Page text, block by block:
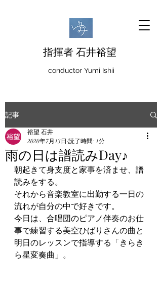
指揮者 石井裕望
conductor Yumi Ishii
記事
雨の日は譜読みDay♪
裕望 石井
2020年7月13日 読了時間: 1分
朝起きて身支度と家事を済ませ、譜
読みをする。
それから音楽教室に出勤する一日の
流れが自分の中で好きです。
今日は、合唱団のピアノ伴奏のお仕
事で練習する美空ひばりさんの曲と
明日のレッスンで指導する「きらき
ら星変奏曲」。